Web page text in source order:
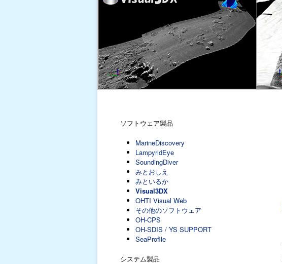
ソフトウェア製品
MarineDiscovery
LampyridEye
SoundingDiver
みとおしえ
みといるか
Visual3DX
OHTI Visual Web
その他のソフトウェア
OH-CPS
OH-SDIS / YS SUPPORT
SeaProfile
システム製品